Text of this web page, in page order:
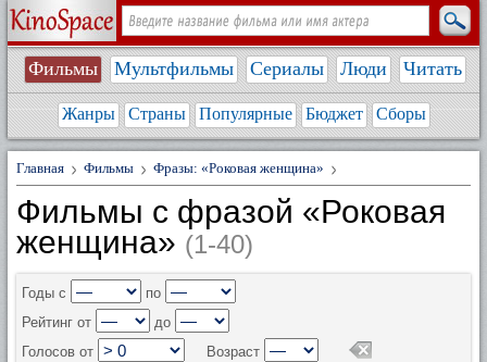
Фильмы Мультфильмы Сериалы Люди Читать
Жанры Страны Популярные Бюджет Сборы
Главная Фильмы Фразы: «Роковая женщина»
Фильмы с фразой «Роковая
женщина» (1-40)
Годы с
по
Рейтинг от
до
Голосов от
Возраст